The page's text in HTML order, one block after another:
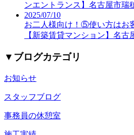
ンエントランス】名古屋市瑞
2025/07/10
お二人様向け！⑤使い方はお
【新築賃貸マンション】名古
▼ ブログカテゴリ
お知らせ
スタッフブログ
事務員の休憩室